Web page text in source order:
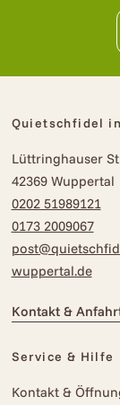
Quietschfidel
Lüttringhauser
42369 Wuppertal
0202 51989121
0173 2009067
wuppertal.de
Kontakt &
Service & Hilfe
Kontakt &